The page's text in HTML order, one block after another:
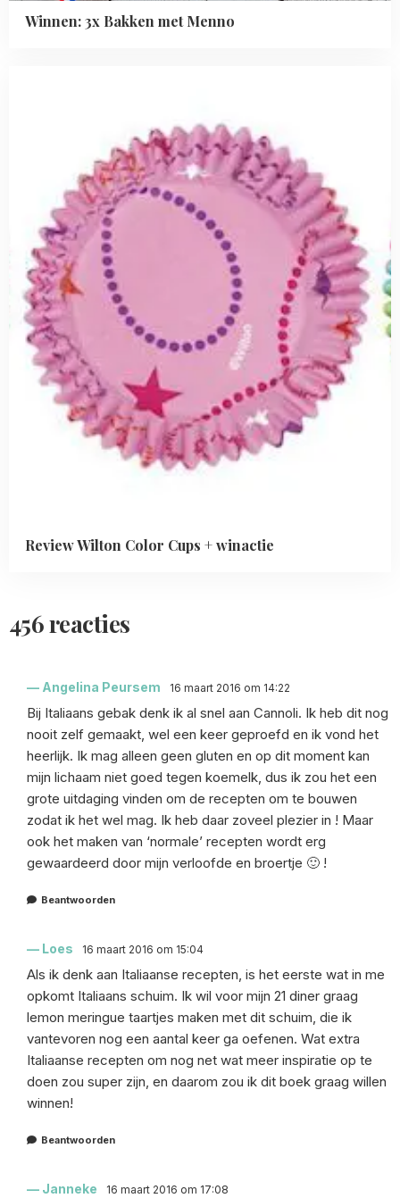
Winnen: 3x Bakken met Menno
Review Wilton Color Cups + winactie
winactie
456 reacties
Angelina Peursem 16 maart 2016 om 14:22
Bij Italiaans gebak denk ik al snel aan Cannoli. Ik heb dit nog
nooit zelf gemaakt, wel een keer geproefd en ik vond het
heerlijk. Ik mag alleen geen gluten en op dit moment kan
mijn lichaam niet goed tegen koemelk, dus ik zou het een
grote uitdaging vinden om de recepten om te bouwen
zodat ik het wel mag. Ik heb daar zoveel plezier in ! Maar
ook het maken van ‘normale’ recepten wordt erg
gewaardeerd door mijn verloofde en broertje 🙂 !
Beantwoorden
Loes 16 maart 2016 om 15:04
Als ik denk aan Italiaanse recepten, is het eerste wat in me
opkomt Italiaans schuim. Ik wil voor mijn 21 diner graag
lemon meringue taartjes maken met dit schuim, die ik
vantevoren nog een aantal keer ga oefenen. Wat extra
Italiaanse recepten om nog net wat meer inspiratie op te
doen zou super zijn, en daarom zou ik dit boek graag willen
winnen!
Beantwoorden
Janneke 16 maart 2016 om 17:08